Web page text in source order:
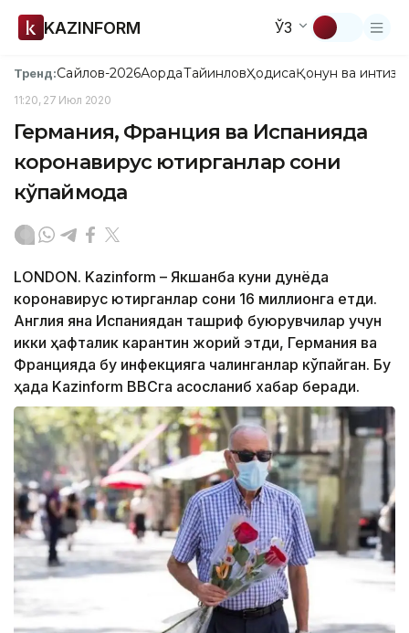
KAZINFORM ЎЗ
Тренд:Сайлов-2026АқордаТайинловҲодисаҚонун ва
11:20, 27 Июл 2020
Германия, Франция ва Испанияда
коронавирус юқтирганлар сони
кўпаймоқда
LONDON. Kazinform – Якшанба куни дунёда
коронавирус юқтирганлар сони 16 миллионга етди.
Англия яна Испаниядан ташриф буюрувчилар учун
икки ҳафталик карантин жорий этди, Германия ва
Францияда бу инфекцияга чалинганлар кўпайган. Бу
ҳақда Kazinform ВВСга асосланиб хабар беради.